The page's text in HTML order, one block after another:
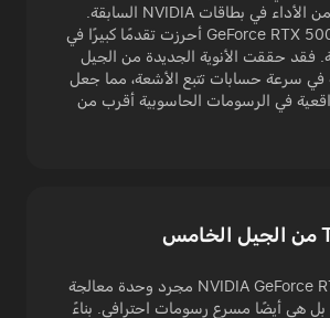
يقلل بشكل كبير من الأداء في بطاقات NVIDIA السابقة.
لكن مسرعات GeForce RTX 5000 أحرزت تقدمًا كبيرًا في
فقد حققت الأنوية الجديدة من الجيل
في سرعة حسابات تتبع الأشعة، مما جعل
في الرسومات الحاسوبية أقرب من
لا تعد NVIDIA GeForce RTX 5090 مجرد وحدة معالجة
بل هي أيضًا مسرع رسومات احترافي. بناءً